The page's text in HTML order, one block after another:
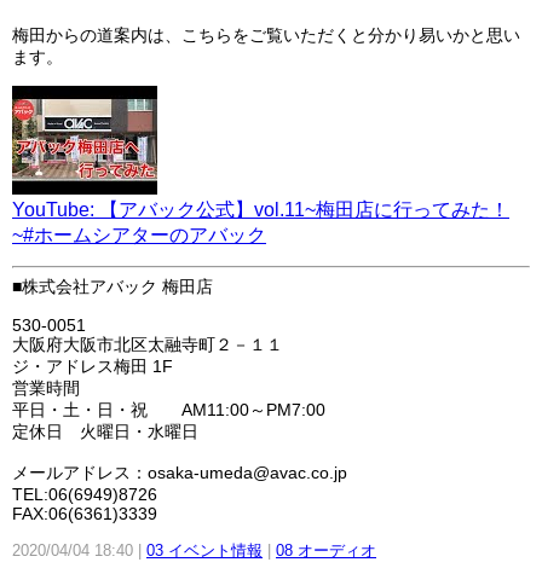
梅田からの道案内は、こちらをご覧いただくと分かり易いかと思い
ます。
YouTube: 【アバック公式】vol.11~梅田店に行ってみた！
~#ホームシアターのアバック
■株式会社アバック 梅田店
530-0051
大阪府大阪市北区太融寺町２－１１
ジ・アドレス梅田 1F
営業時間
平日・土・日・祝 AM11:00～PM7:00
定休日 火曜日・水曜日
メールアドレス：osaka-umeda@avac.co.jp
TEL:06(6949)8726
FAX:06(6361)3339
2020/04/04 18:40 03 イベント情報 08 オーディオ